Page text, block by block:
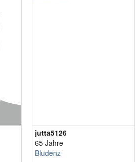
jutta5126
65 Jahre
Bludenz